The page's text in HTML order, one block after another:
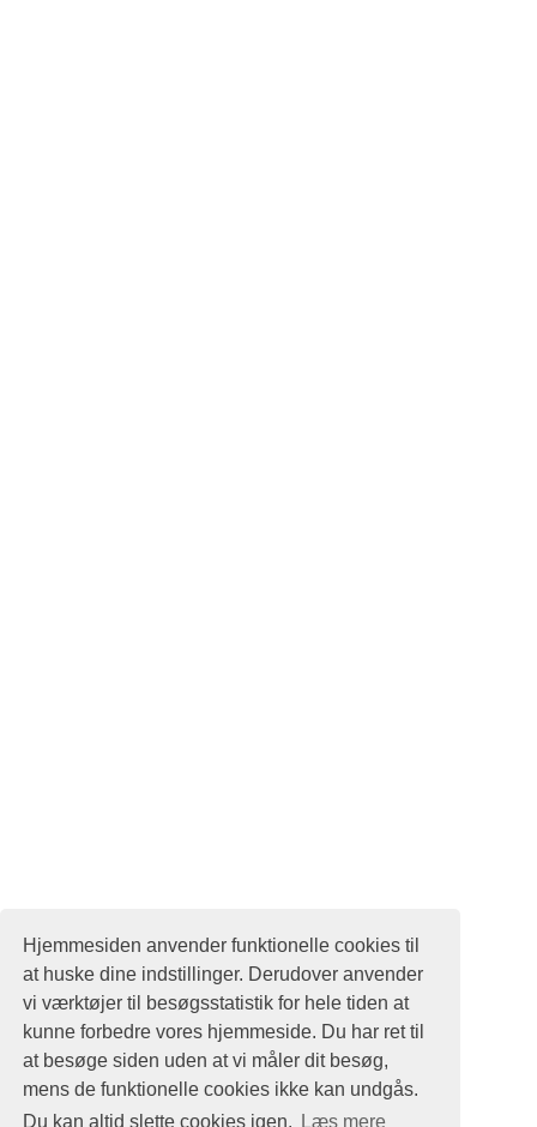
Hjemmesiden anvender funktionelle cookies til
at huske dine indstillinger. Derudover anvender
vi værktøjer til besøgsstatistik for hele tiden at
kunne forbedre vores hjemmeside. Du har ret til
at besøge siden uden at vi måler dit besøg,
mens de funktionelle cookies ikke kan undgås.
Du kan altid slette cookies igen.
Læs mere